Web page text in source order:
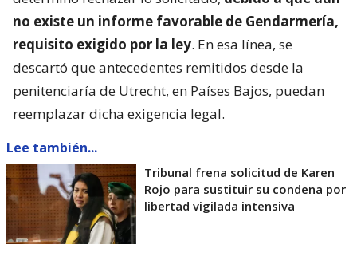
no existe un informe favorable de Gendarmería,
requisito exigido por la ley. En esa línea, se
descartó que antecedentes remitidos desde la
penitenciaría de Utrecht, en Países Bajos, puedan
reemplazar dicha exigencia legal.
Lee también...
Tribunal frena solicitud de Karen
Rojo para sustituir su condena por
libertad vigilada intensiva